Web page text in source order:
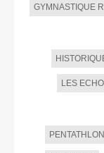
GYMNASTIQUE
LES